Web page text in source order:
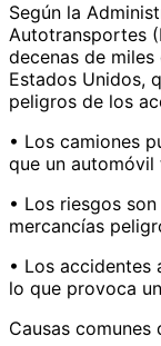
Según la
Autotransportes
decenas de
Estados Unidos,
peligros de los
• Los camiones
que un automóvil
• Los riesgos
mercancías
• Los accidentes
lo que provoca
Causas